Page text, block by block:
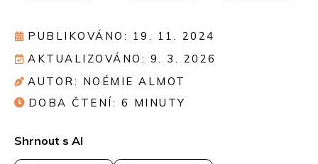
PUBLIKOVÁNO: 19. 11. 2024
AKTUALIZOVÁNO: 9. 3. 2026
AUTOR: NOÉMIE ALMOT
DOBA ČTENÍ: 6 MINUTY
Shrnout s AI